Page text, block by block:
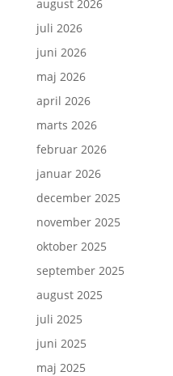
august 2026
juli 2026
juni 2026
maj 2026
april 2026
marts 2026
februar 2026
januar 2026
december 2025
november 2025
oktober 2025
september 2025
august 2025
juli 2025
juni 2025
maj 2025